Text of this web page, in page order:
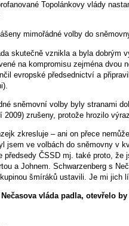
Topolánkovy vlády
mimořádné volby do
skutečně vznikla a byla dobrým
na kompromisu zejména dvou
evropské předsednictví a
sněmovní volby byly stranami
2009) zrušeny, protože hrozilo
zkresluje – ani on přece
jsem ve volbách do sněmovny v
předsedy ČSSD mj. také proto, že
a Johnem. Schwarzenberg s
šmíráků ustavili. Je mi jich
Nečasova vláda padla, otevřelo